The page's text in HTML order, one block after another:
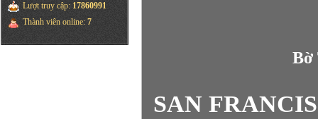
Lượt truy cập: 17860991
Thành viên online: 7
Bờ
SAN